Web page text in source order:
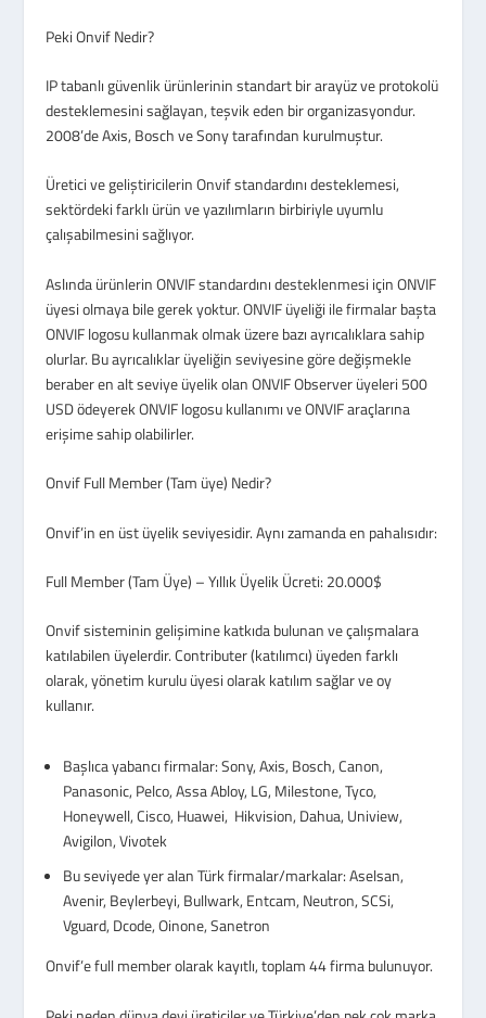
Peki Onvif Nedir?
IP tabanlı güvenlik ürünlerinin standart bir arayüz ve protokolü
desteklemesini sağlayan, teşvik eden bir organizasyondur.
2008’de Axis, Bosch ve Sony tarafından kurulmuştur.
Üretici ve geliştiricilerin Onvif standardını desteklemesi,
sektördeki farklı ürün ve yazılımların birbiriyle uyumlu
çalışabilmesini sağlıyor.
Aslında ürünlerin ONVIF standardını desteklenmesi için ONVIF
üyesi olmaya bile gerek yoktur. ONVIF üyeliği ile firmalar başta
ONVIF logosu kullanmak olmak üzere bazı ayrıcalıklara sahip
olurlar. Bu ayrıcalıklar üyeliğin seviyesine göre değişmekle
beraber en alt seviye üyelik olan ONVIF Observer üyeleri 500
USD ödeyerek ONVIF logosu kullanımı ve ONVIF araçlarına
erişime sahip olabilirler.
Onvif Full Member (Tam üye) Nedir?
Onvif’in en üst üyelik seviyesidir. Aynı zamanda en pahalısıdır:
Full Member (Tam Üye) – Yıllık Üyelik Ücreti: 20.000$
Onvif sisteminin gelişimine katkıda bulunan ve çalışmalara
katılabilen üyelerdir. Contributer (katılımcı) üyeden farklı
olarak, yönetim kurulu üyesi olarak katılım sağlar ve oy
kullanır.
Başlıca yabancı firmalar: Sony, Axis, Bosch, Canon,
Panasonic, Pelco, Assa Abloy, LG, Milestone, Tyco,
Honeywell, Cisco, Huawei, Hikvision, Dahua, Uniview,
Avigilon, Vivotek
Bu seviyede yer alan Türk firmalar/markalar: Aselsan,
Avenir, Beylerbeyi, Bullwark, Entcam, Neutron, SCSi,
Vguard, Dcode, Oinone, Sanetron
Onvif’e full member olarak kayıtlı, toplam 44 firma bulunuyor.